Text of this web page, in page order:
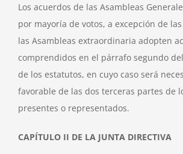
Los acuerdos de las Asambleas
por mayoría de votos, a excepción de
las Asambleas extraordinaria adopten
comprendidos en el párrafo segundo
de los estatutos, en cuyo caso será
favorable de las dos terceras partes de
presentes o representados.
CAPÍTULO II DE LA JUNTA DIRECTIVA